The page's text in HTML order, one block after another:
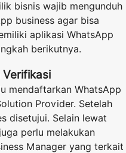
bisnis wajib mengunduh
business agar bisa
aplikasi WhatsApp
berikutnya.
mendaftarkan WhatsApp
Provider. Setelah
disetujui. Selain lewat
perlu melakukan
Manager yang terkait